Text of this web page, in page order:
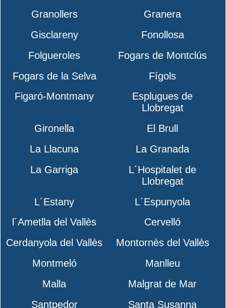
Granollers
Granera
Gisclareny
Fonollosa
Folgueroles
Fogars de Montclús
Fogars de la Selva
Fígols
Figaró-Montmany
Esplugues de
Llobregat
Gironella
El Brull
La Llacuna
La Granada
La Garriga
L´Hospitalet de
Llobregat
L´Estany
L´Espunyola
l´Ametlla del Vallès
Cervelló
Cerdanyola del Vallès
Montornès del Vallès
Montmeló
Manlleu
Malla
Malgrat de Mar
Santpedor
Santa Susanna